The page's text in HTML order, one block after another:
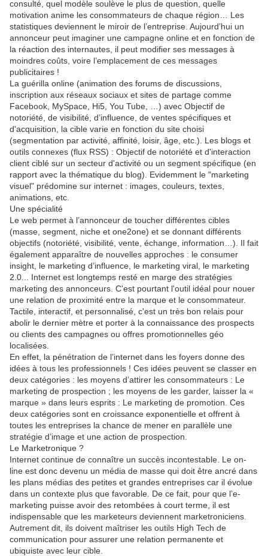
consulté, quel modèle soulève le plus de question, quelle
motivation anime les consommateurs de chaque région… Les
statistiques deviennent le miroir de l’entreprise. Aujourd’hui un
annonceur peut imaginer une campagne online et en fonction de
la réaction des internautes, il peut modifier ses messages à
moindres coûts, voire l’emplacement de ces messages
publicitaires !
La guérilla online (animation des forums de discussions,
inscription aux réseaux sociaux et sites de partage comme
Facebook, MySpace, Hi5, You Tube, …) avec Objectif de
notoriété, de visibilité, d’influence, de ventes spécifiques et
d'acquisition, la cible varie en fonction du site choisi
(segmentation par activité, affinité, loisir, âge, etc.). Les blogs et
outils connexes (flux RSS) : Objectif de notoriété et d'interaction
client ciblé sur un secteur d'activité ou un segment spécifique (en
rapport avec la thématique du blog). Evidemment le "marketing
visuel" prédomine sur internet : images, couleurs, textes,
animations, etc.
Une spécialité
Le web permet à l’annonceur de toucher différentes cibles
(masse, segment, niche et one2one) et se donnant différents
objectifs (notoriété, visibilité, vente, échange, information…). Il fait
également apparaître de nouvelles approches : le consumer
insight, le marketing d’influence, le marketing viral, le marketing
2.0... Internet est longtemps resté en marge des stratégies
marketing des annonceurs. C'est pourtant l'outil idéal pour nouer
une relation de proximité entre la marque et le consommateur.
Tactile, interactif, et personnalisé, c'est un très bon relais pour
abolir le dernier mètre et porter à la connaissance des prospects
ou clients des campagnes ou offres promotionnelles géo
localisées.
En effet, la pénétration de l’internet dans les foyers donne des
idées à tous les professionnels ! Ces idées peuvent se classer en
deux catégories : les moyens d’attirer les consommateurs : Le
marketing de prospection ; les moyens de les garder, laisser la «
marque » dans leurs esprits : Le marketing de promotion. Ces
deux catégories sont en croissance exponentielle et offrent à
toutes les entreprises la chance de mener en parallèle une
stratégie d’image et une action de prospection.
Le Marketronique ?
Internet continue de connaître un succès incontestable. Le on-
line est donc devenu un média de masse qui doit être ancré dans
les plans médias des petites et grandes entreprises car il évolue
dans un contexte plus que favorable. De ce fait, pour que l’e-
marketing puisse avoir des retombées à court terme, il est
indispensable que les marketeurs deviennent marketroniciens.
Autrement dit, ils doivent maîtriser les outils High Tech de
communication pour assurer une relation permanente et
ubiquiste avec leur cible.